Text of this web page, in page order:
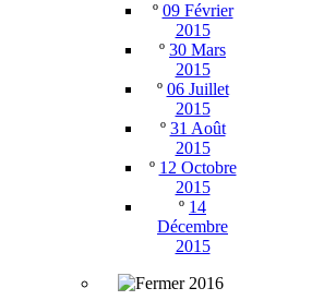
º 09 Février
2015
º 30 Mars
2015
º 06 Juillet
2015
º 31 Août
2015
º 12 Octobre
2015
º 14
Décembre
2015
2016